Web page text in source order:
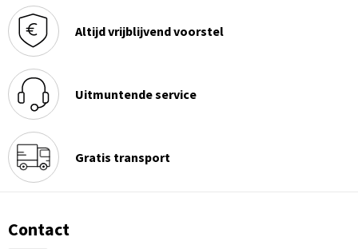
Altijd vrijblijvend voorstel
Uitmuntende service
Gratis transport
Contact